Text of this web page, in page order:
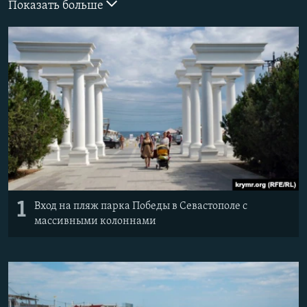
КРЫМ.НЕПОКОРЕННЫЙ
ELIFBE
УКРАИНСКАЯ ПРОБЛЕМА КРЫМА
ПРИСОЕДИНЯЙТЕСЬ!
Все сайты RFE/RL
Показать больше
1
Вход на пляж парка Победы в Севастополе с
массивными колоннами